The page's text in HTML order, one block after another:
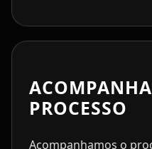
PROCESSO
Acompanhamos o